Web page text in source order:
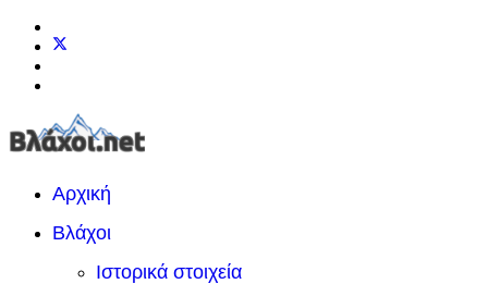
Αρχική
Βλάχοι
Ιστορικά στοιχεία